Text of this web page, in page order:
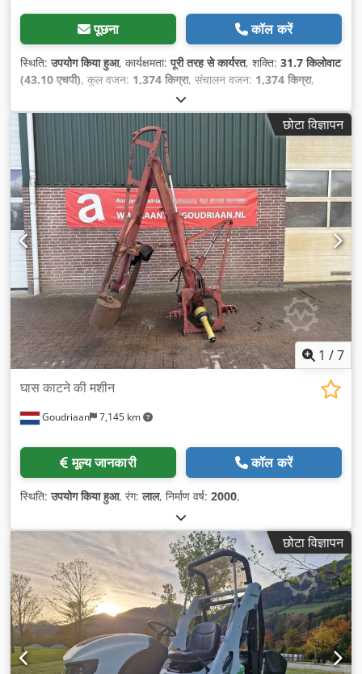
पूछना कॉल करें
स्थिति:उपयोग किया हुआ, कार्यक्षमता:पूरी तरह से कार्यरत, शक्ति: 31.7 किलोवाट
(43.10 एचपी), कुल वजन: 1,374 किग्रा, संचालन वजन: 1,374 किग्रा,
छोटा विज्ञापन
1 /7
Goudriaan 7,145 km
घास काटने की मशीन
मूल्य जानकारी कॉल करें
स्थिति:उपयोग किया हुआ, रंग:लाल, निर्माण वर्ष: 2000,
छोटा विज्ञापन